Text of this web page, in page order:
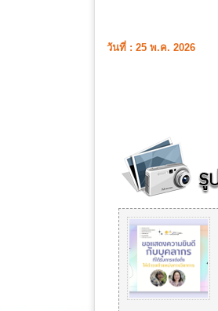
วันที่ : 25 พ.ค. 2026